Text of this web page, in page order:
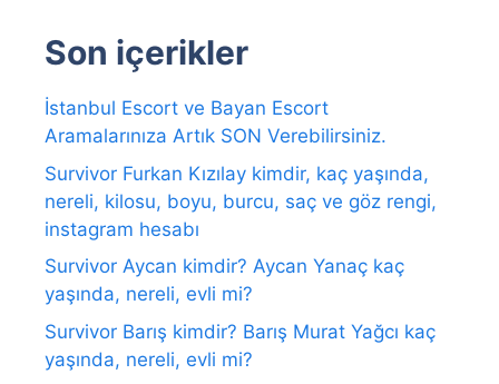
Son içerikler
İstanbul Escort ve Bayan Escort
Aramalarınıza Artık SON Verebilirsiniz.
Survivor Furkan Kızılay kimdir, kaç yaşında,
nereli, kilosu, boyu, burcu, saç ve göz rengi,
instagram hesabı
Survivor Aycan kimdir? Aycan Yanaç kaç
yaşında, nereli, evli mi?
Survivor Barış kimdir? Barış Murat Yağcı kaç
yaşında, nereli, evli mi?